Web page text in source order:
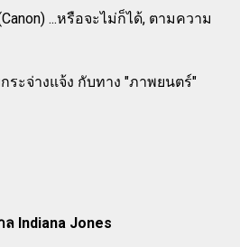
...หรือจะไม่ก็ได้, ตามความ
ะจ่างแจ้ง กับทาง "ภาพยนตร์"
ล Indiana Jones